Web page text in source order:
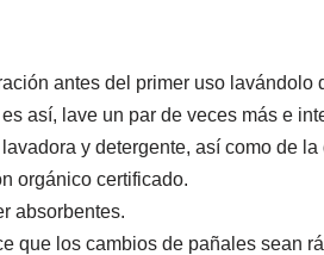
antes del primer uso
así, lave un par de veces más e
y detergente, así como de
orgánico certificado.
absorbentes.
que los cambios de pañales sean